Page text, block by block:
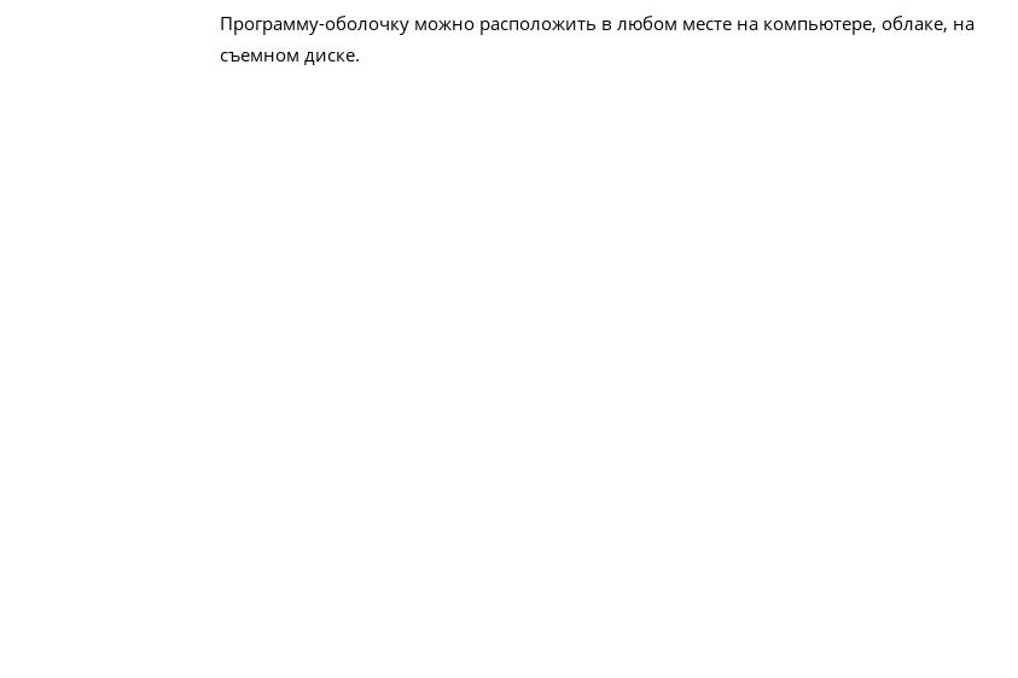
Программу-оболочку можно расположить в любом месте на компьютере, облаке, на
съемном диске.